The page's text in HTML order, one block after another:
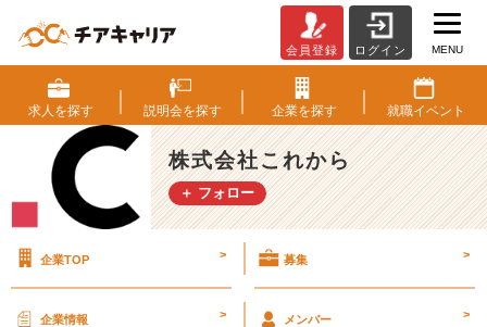
覧
注
意】
次
の
文
が
会員登録 ログイン MENU
求人を探す 説明会を探す 企業を探す 就職イベント
株式会社これから
＋ フォロー
企業TOP > 募集 >
企業情報 > メンバー >